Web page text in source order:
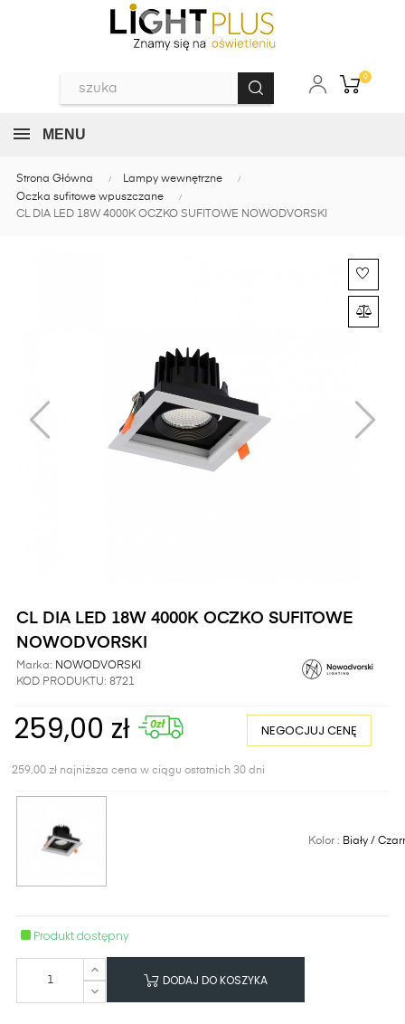
0
MENU
Strona Główna
Lampy wewnętrzne
Oczka sufitowe wpuszczane
CL DIA LED 18W 4000K OCZKO SUFITOWE NOWODVORSKI
CL DIA LED 18W 4000K OCZKO SUFITOWE
NOWODVORSKI
Marka: NOWODVORSKI
KOD PRODUKTU: 8721
259,00 zł NEGOCJUJ CENĘ
259,00 zł najniższa cena w ciągu ostatnich 30 dni
Kolor : Biały /
Produkt dostępny
DODAJ DO KOSZYKA